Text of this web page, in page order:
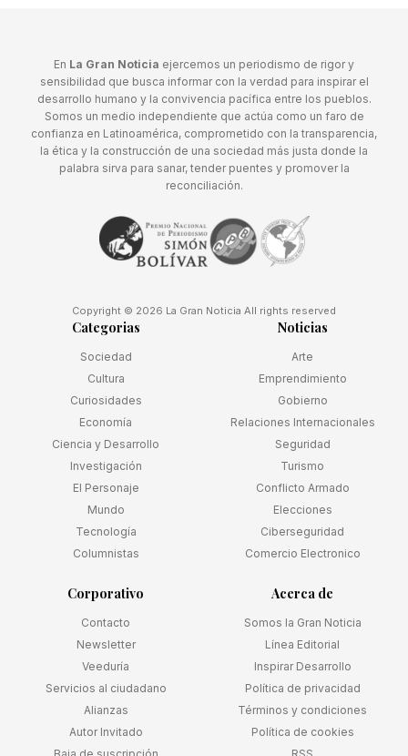
En La Gran Noticia ejercemos un periodismo de rigor y
sensibilidad que busca informar con la verdad para inspirar el
desarrollo humano y la convivencia pacífica entre los pueblos.
Somos un medio independiente que actúa como un faro de
confianza en Latinoamérica, comprometido con la transparencia,
la ética y la construcción de una sociedad más justa donde la
palabra sirva para sanar, tender puentes y promover la
reconciliación.
Copyright © 2026 La Gran Noticia All rights reserved
Categorias
Sociedad
Cultura
Curiosidades
Economía
Ciencia y Desarrollo
Investigación
El Personaje
Mundo
Tecnología
Columnistas
Noticias
Arte
Emprendimiento
Gobierno
Relaciones Internacionales
Seguridad
Turismo
Conflicto Armado
Elecciones
Ciberseguridad
Comercio Electronico
Corporativo
Contacto
Newsletter
Veeduría
Servicios al ciudadano
Alianzas
Autor Invitado
Acerca de
Somos la Gran Noticia
Línea Editorial
Inspirar Desarrollo
Política de privacidad
Términos y condiciones
Política de cookies